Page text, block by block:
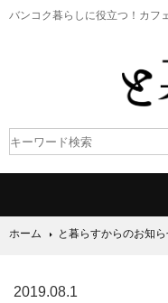
バンコク暮らしに役立つ！ カフ
ホーム と暮らすからのお知
2019.08.1